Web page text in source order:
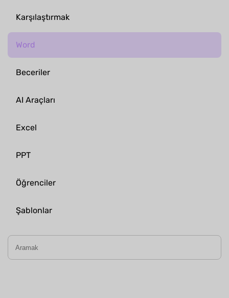
Karşılaştırmak
Word
Beceriler
AI Araçları
Excel
PPT
Öğrenciler
Şablonlar